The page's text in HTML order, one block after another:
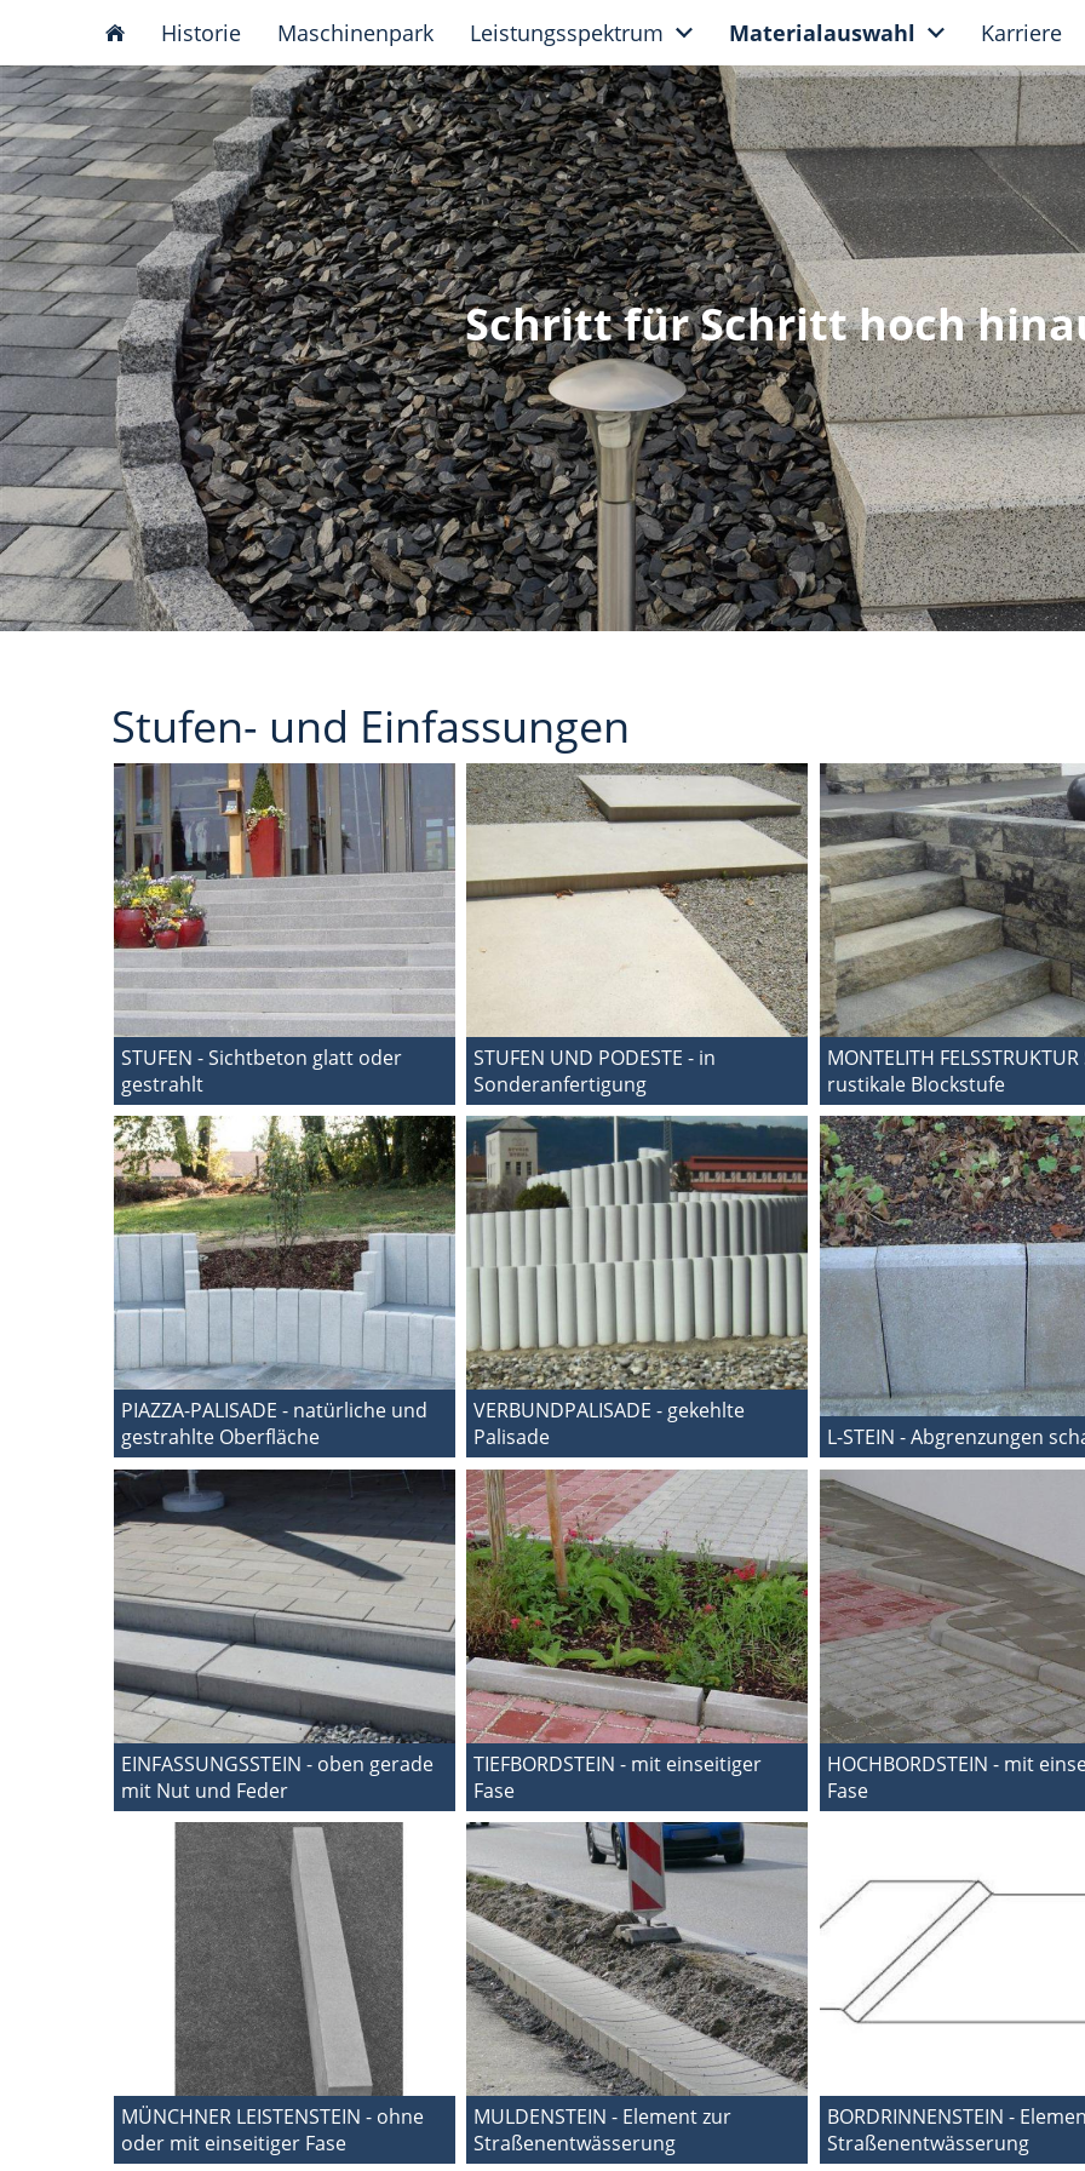
Historie Maschinenpark Leistungsspektrum Materialauswahl Karriere
Schritt für Schritt hoch
Stufen- und Einfassungen
STUFEN - Sichtbeton glatt oder
gestrahlt
STUFEN UND PODESTE - in
Sonderanfertigung
MONTELITH FELSSTRUKTUR
rustikale Blockstufe
PIAZZA-PALISADE - natürliche und
gestrahlte Oberfläche
VERBUNDPALISADE - gekehlte
Palisade
L-STEIN - Abgrenzungen
EINFASSUNGSSTEIN - oben gerade
mit Nut und Feder
TIEFBORDSTEIN - mit einseitiger
Fase
HOCHBORDSTEIN - mit
Fase
MÜNCHNER LEISTENSTEIN - ohne
oder mit einseitiger Fase
MULDENSTEIN - Element zur
Straßenentwässerung
BORDRINNENSTEIN -
Straßenentwässerung